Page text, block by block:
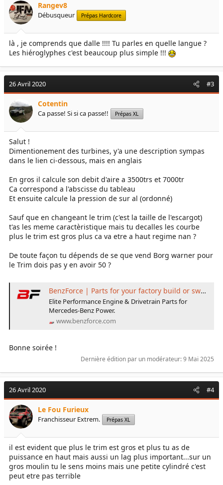
Rangev8
Débusqueur Prépas Hardcore
là , je comprends que dalle !!!! Tu parles en quelle langue ?
Les hiéroglyphes c'est beaucoup plus simple !!!
26 Avril 2020 #3
Cotentin
Ca passe! Si si ca passe!! Prépas XL
Salut !
Dimentionement des turbines, y'a une description sympas
dans le lien ci-dessous, mais en anglais
En gros il calcule son debit d'aire a 3500trs et 7000tr
Ca correspond a l'abscisse du tableau
Et ensuite calcule la pression de sur al (ordonné)
Sauf que en changeant le trim (c'est la taille de l'escargot)
t'as les meme caractèristique mais tu decalles les courbe
plus le trim est gros plus ca va etre a haut regime nan ?
De toute façon tu dépends de se que vend Borg warner pour
le Trim dois pas y en avoir 50 ?
BenzForce | Parts for your factory build or swap!
Elite Performance Engine & Drivetrain Parts for
Mercedes-Benz Power.
www.benzforce.com
Bonne soirée !
Dernière édition par un modérateur:9 Mai 2025
26 Avril 2020 #4
Le Fou Furieux
Franchisseur Extrem. Prépas XL
il est evident que plus le trim est gros et plus tu as de
puissance en haut mais aussi un lag plus important...sur un
gros moulin tu le sens moins mais une petite cylindré c'est
peut etre pas terrible